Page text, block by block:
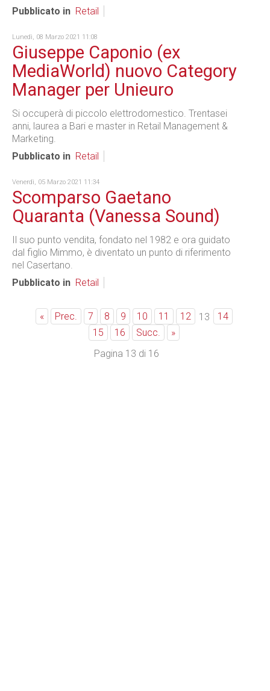
Pubblicato in Retail
Lunedì, 08 Marzo 2021 11:08
Giuseppe Caponio (ex
MediaWorld) nuovo Category
Manager per Unieuro
Si occuperà di piccolo elettrodomestico. Trentasei
anni, laurea a Bari e master in Retail Management &
Marketing.
Pubblicato in Retail
Venerdì, 05 Marzo 2021 11:34
Scomparso Gaetano
Quaranta (Vanessa Sound)
Il suo punto vendita, fondato nel 1982 e ora guidato
dal figlio Mimmo, è diventato un punto di riferimento
nel Casertano.
Pubblicato in Retail
« Prec. 7 8 9 10 11 12 13
14
15
16 Succ.
»
Pagina 13 di 16